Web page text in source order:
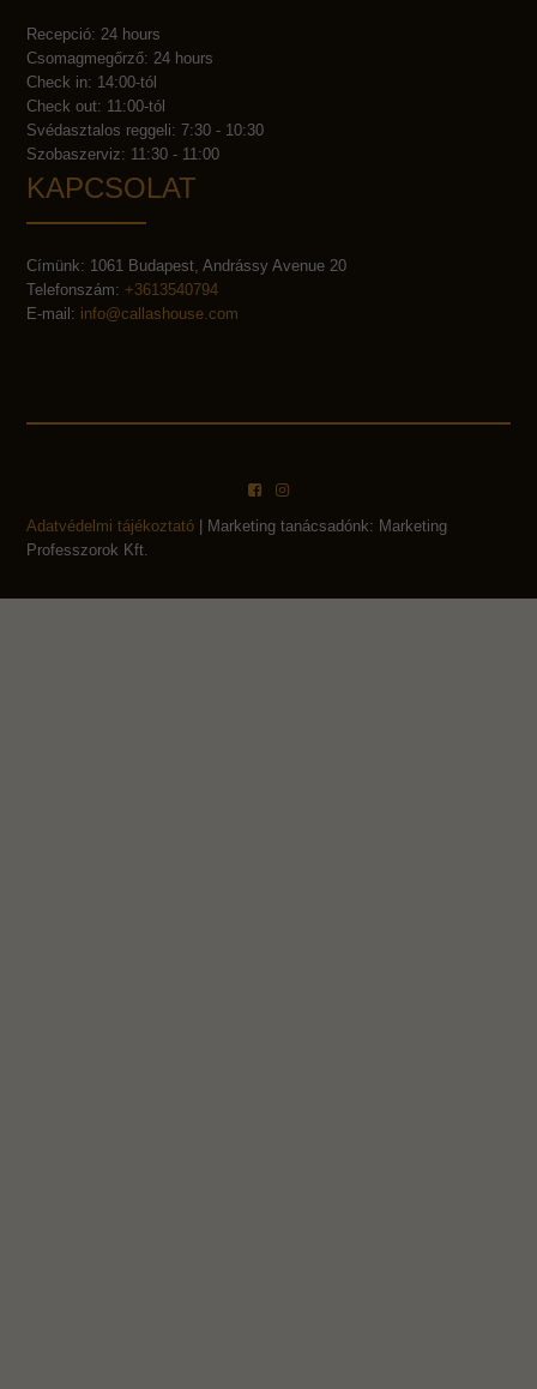
Recepció: 24 hours
Csomagmegőrző: 24 hours
Check in: 14:00-tól
Check out: 11:00-tól
Svédasztalos reggeli: 7:30 - 10:30
Szobaszerviz: 11:30 - 11:00
KAPCSOLAT
Címünk: 1061 Budapest, Andrássy Avenue 20
Telefonszám: +3613540794
E-mail: info@callashouse.com
Adatvédelmi tájékoztató | Marketing tanácsadónk: Marketing
Professzorok Kft.